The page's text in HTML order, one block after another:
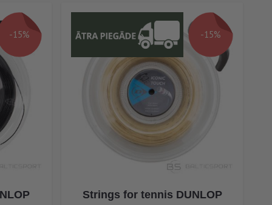
-15% -15%
Strings for tennis DUNLOP